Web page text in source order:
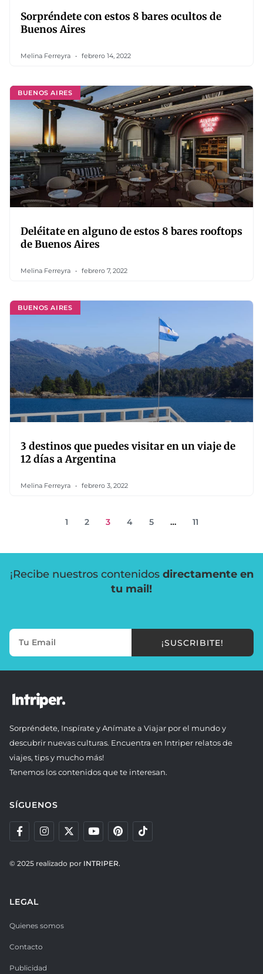
Sorpréndete con estos 8 bares ocultos de
Buenos Aires
Melina Ferreyra febrero 14, 2022
BUENOS AIRES
Deléitate en alguno de estos 8 bares rooftops
de Buenos Aires
Melina Ferreyra febrero 7, 2022
BUENOS AIRES
3 destinos que puedes visitar en un viaje de
12 días a Argentina
Melina Ferreyra febrero 3, 2022
1 2 3 4 5 … 11
¡Recibe nuestros contenidos directamente en
tu mail!
¡SUSCRIBITE!
Sorpréndete, Inspírate y Anímate a Viajar por el mundo y
descubrir nuevas culturas. Encuentra en Intriper relatos de
viajes, tips y mucho más!
Tenemos los contenidos que te interesan.
SÍGUENOS
© 2025 realizado por INTRIPER.
LEGAL
Quienes somos
Contacto
Publicidad